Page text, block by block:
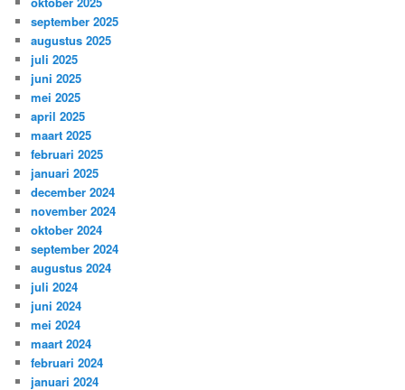
september 2025
augustus 2025
juli 2025
juni 2025
mei 2025
april 2025
maart 2025
februari 2025
januari 2025
december 2024
november 2024
oktober 2024
september 2024
augustus 2024
juli 2024
juni 2024
mei 2024
maart 2024
februari 2024
januari 2024